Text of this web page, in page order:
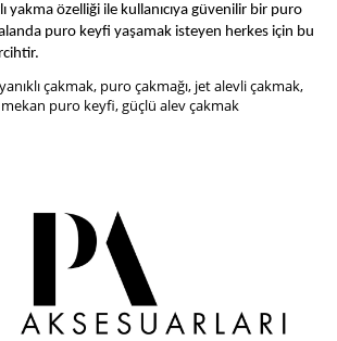
yakma özelliği ile kullanıcıya güvenilir bir puro
puro keyfi yaşamak isteyen herkes için bu
çakmak, puro çakmağı, jet alevli çakmak,
mekan puro keyfi, güçlü alev çakmak